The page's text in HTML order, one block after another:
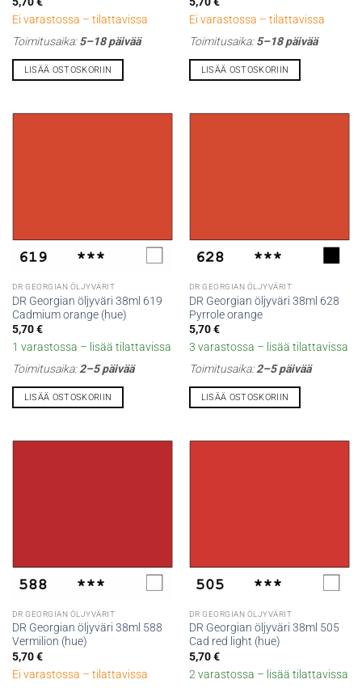
Ei varastossa – tilattavissa
Toimitusaika:5–18 päivää
LISÄÄ OSTOSKORIIN
Ei varastossa – tilattavissa
Toimitusaika:5–18 päivää
LISÄÄ OSTOSKORIIN
DR GEORGIAN ÖLJYVÄRIT
DR Georgian öljyväri 38ml 619
Cadmium orange (hue)
5,70€
1 varastossa – lisää tilattavissa
Toimitusaika:2–5 päivää
LISÄÄ OSTOSKORIIN
DR GEORGIAN ÖLJYVÄRIT
DR Georgian öljyväri 38ml 628
Pyrrole orange
5,70€
3 varastossa – lisää tilattavissa
Toimitusaika:2–5 päivää
LISÄÄ OSTOSKORIIN
DR GEORGIAN ÖLJYVÄRIT
DR Georgian öljyväri 38ml 588
Vermilion (hue)
5,70€
Ei varastossa – tilattavissa
DR GEORGIAN ÖLJYVÄRIT
DR Georgian öljyväri 38ml 505
Cad red light (hue)
5,70€
2 varastossa – lisää tilattavissa